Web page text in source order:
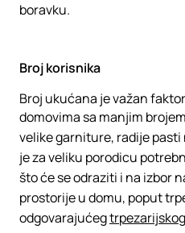
boravku.
Broj korisnika
Broj ukućana je važan
domovima sa manjim
velike garniture, radije
je za veliku porodicu
što će se odraziti i na izbor
prostorije u domu, poput
odgovarajućeg